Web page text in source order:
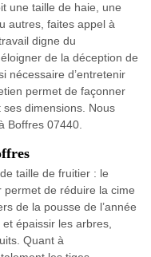
une taille de haie, une
autres, faites appel à
digne du
de la déception de
nécessaire d’entretenir
permet de façonner
ses dimensions. Nous
Boffres 07440.
taille de fruitier : le
permet de réduire la cime
de la pousse de l’année
épaissir les arbres,
Quant à